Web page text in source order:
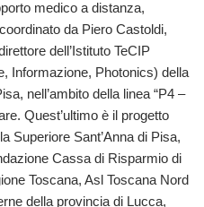
medico a distanza,
da Piero Castoldi,
dell’Istituto TeCIP
Informazione, Photonics) della
nell’ambito della linea “P4 –
Quest’ultimo è il progetto
Superiore Sant’Anna di Pisa,
Cassa di Risparmio di
Toscana, Asl Toscana Nord
della provincia di Lucca,